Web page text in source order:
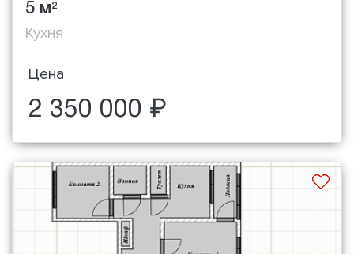
5 м2
Кухня
Цена
2 350 000 ₽